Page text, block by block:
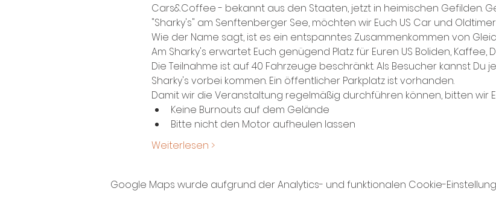
Cars&Coffee - bekannt aus den Staaten, jetzt in heimischen Gefilden.
"Sharky's" am Senftenberger See, möchten wir Euch US Car und
Wie der Name sagt, ist es ein entspanntes Zusammenkommen von
Am Sharky's erwartet Euch genügend Platz für Euren US Boliden, Kaffee,
Die Teilnahme ist auf 40 Fahrzeuge beschränkt. Als Besucher kannst
Sharky's vorbei kommen. Ein öffentlicher Parkplatz ist vorhanden.
Damit wir die Veranstaltung regelmäßig durchführen können, bitten wir
Keine Burnouts auf dem Gelände
Bitte nicht den Motor aufheulen lassen
Weiterlesen >
Google Maps wurde aufgrund der Analytics- und funktionalen Cookie-